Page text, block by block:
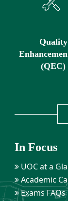
Quality
(QEC)
In Focus
UOC at a
Academic
Exams FAQs